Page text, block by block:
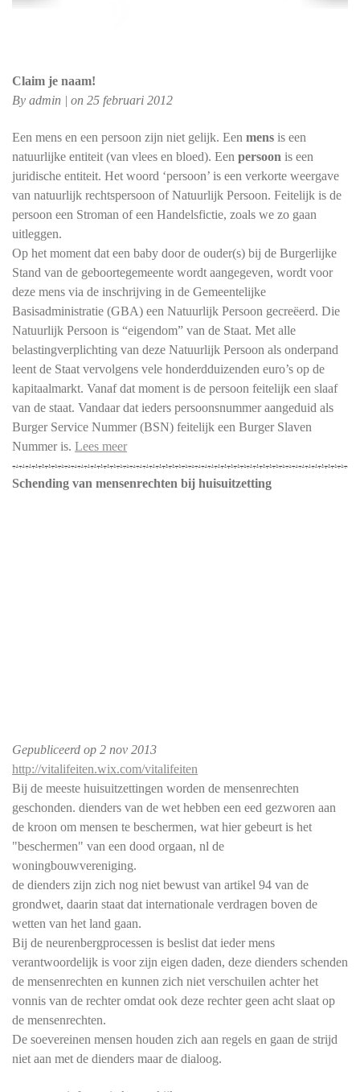
Claim je naam!
By admin | on 25 februari 2012
Een mens en een persoon zijn niet gelijk. Een mens is een
natuurlijke entiteit (van vlees en bloed). Een persoon is een
juridische entiteit. Het woord ‘persoon’ is een verkorte weergave
van natuurlijk rechtspersoon of Natuurlijk Persoon. Feitelijk is de
persoon een Stroman of een Handelsfictie, zoals we zo gaan
uitleggen.
Op het moment dat een baby door de ouder(s) bij de Burgerlijke
Stand van de geboortegemeente wordt aangegeven, wordt voor
deze mens via de inschrijving in de Gemeentelijke
Basisadministratie (GBA) een Natuurlijk Persoon gecreëerd. Die
Natuurlijk Persoon is “eigendom” van de Staat. Met alle
belastingverplichting van deze Natuurlijk Persoon als onderpand
leent de Staat vervolgens vele honderdduizenden euro’s op de
kapitaalmarkt. Vanaf dat moment is de persoon feitelijk een slaaf
van de staat. Vandaar dat ieders persoonsnummer aangeduid als
Burger Service Nummer (BSN) feitelijk een Burger Slaven
Nummer is. Lees meer
Schending van mensenrechten bij huisuitzetting
Gepubliceerd op 2 nov 2013
http://vitalifeiten.wix.com/vitalifeiten
Bij de meeste huisuitzettingen worden de mensenrechten
geschonden. dienders van de wet hebben een eed gezworen aan
de kroon om mensen te beschermen, wat hier gebeurt is het
"beschermen" van een dood orgaan, nl de
woningbouwvereniging.
de dienders zijn zich nog niet bewust van artikel 94 van de
grondwet, daarin staat dat internationale verdragen boven de
wetten van het land gaan.
Bij de neurenbergprocessen is beslist dat ieder mens
verantwoordelijk is voor zijn eigen daden, deze dienders schenden
de mensenrechten en kunnen zich niet verschuilen achter het
vonnis van de rechter omdat ook deze rechter geen acht slaat op
de mensenrechten.
De soevereinen mensen houden zich aan regels en gaan de strijd
niet aan met de dienders maar de dialoog.